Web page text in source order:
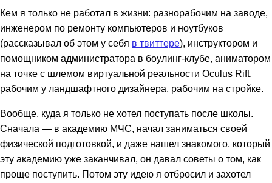
Кем я только не работал в жизни: разнорабочим на заводе,
инженером по ремонту компьютеров и ноутбуков
(рассказывал об этом у себя в твиттере), инструктором и
помощником администратора в боулинг-клубе, аниматором
на точке с шлемом виртуальной реальности Oculus Rift,
рабочим у ландшафтного дизайнера, рабочим на стройке.
Вообще, куда я только не хотел поступать после школы.
Сначала — в академию МЧС, начал заниматься своей
физической подготовкой, и даже нашел знакомого, который
эту академию уже заканчивал, он давал советы о том, как
проще поступить. Потом эту идею я отбросил и захотел